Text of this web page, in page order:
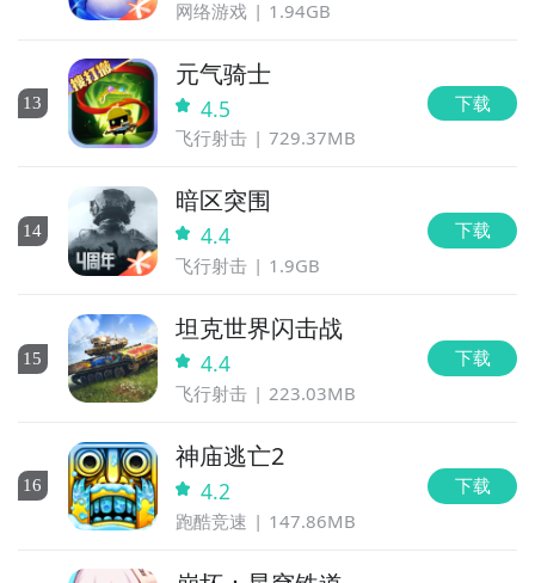
网络游戏 1.94GB
13
元气骑士
4.5
飞行射击 729.37MB
下载
14
暗区突围
4.4
飞行射击 1.9GB
下载
15
坦克世界闪击战
4.4
飞行射击 223.03MB
下载
16
神庙逃亡2
4.2
跑酷竞速 147.86MB
下载